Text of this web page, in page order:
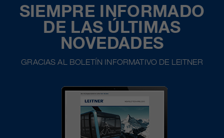
SIEMPRE INFORMADO
DE LAS ÚLTIMAS
NOVEDADES
GRACIAS AL BOLETÍN INFORMATIVO DE LEITNER